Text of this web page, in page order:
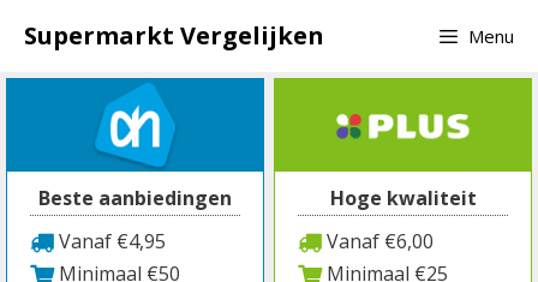
naar
inhoud
Supermarkt Vergelijken Menu
Beste aanbiedingen
Vanaf €4,95
Minimaal €50
Hoge kwaliteit
Vanaf €6,00
Minimaal €25